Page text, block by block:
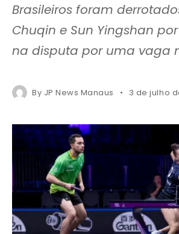
Brasileiros foram
Chuqin e Sun Yingshan
na disputa por uma vaga
By JP News Manaus 3 de julho